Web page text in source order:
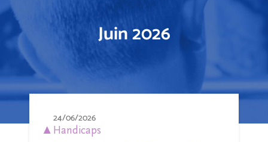
Juin 2026
24/06/2026
Handicaps